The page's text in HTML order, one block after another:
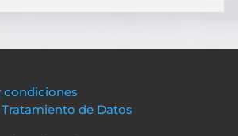
condiciones
Tratamiento de Datos